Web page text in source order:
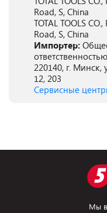
Road, S, China
TOTAL TOOLS
Road, S, China
Импортер:
220140, г.
12, 203
Сервисные
Мы в